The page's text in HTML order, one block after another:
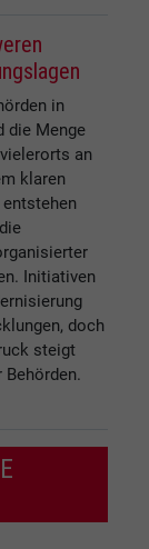
in
die Menge
an
klaren
Initiativen
doch
steigt